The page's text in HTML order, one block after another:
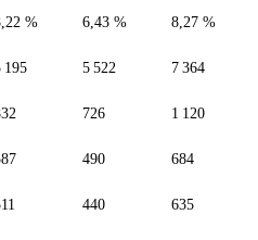
% 6,43 % 8,27 %
195 5 522 7 364
726 1 120
490 684
440 635